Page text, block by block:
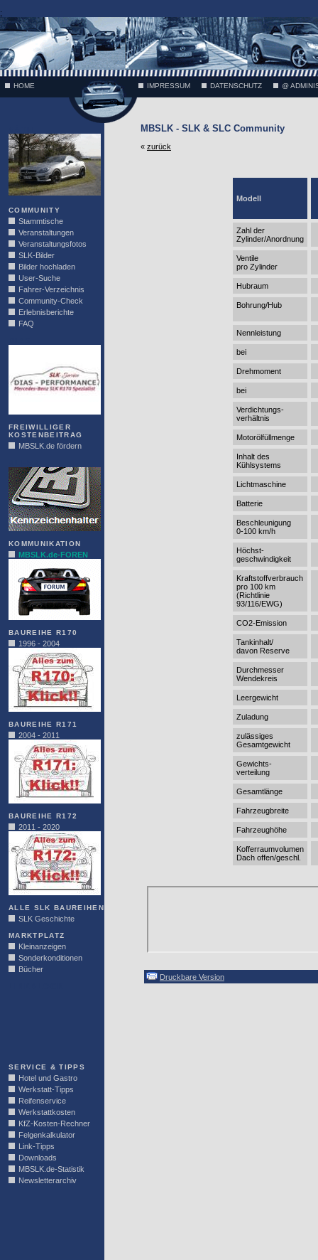
;
HOME IMPRESSUM DATENSCHUTZ @
COMMUNITY
Stammtische
Veranstaltungen
Veranstaltungsfotos
SLK-Bilder
Bilder hochladen
User-Suche
Fahrer-Verzeichnis
Community-Check
Erlebnisberichte
FAQ
FREIWILLIGER
KOSTENBEITRAG
MBSLK.de fördern
KOMMUNIKATION
MBSLK.de-FOREN
BAUREIHE R170
1996 - 2004
BAUREIHE R171
2004 - 2011
BAUREIHE R172
2011 - 2020
ALLE SLK BAUREIHEN
SLK Geschichte
MARKTPLATZ
Kleinanzeigen
Sonderkonditionen
Bücher
SERVICE & TIPPS
Hotel und Gastro
Werkstatt-Tipps
Reifenservice
Werkstattkosten
KfZ-Kosten-Rechner
Felgenkalkulator
Link-Tipps
Downloads
MBSLK.de-Statistik
Newsletterarchiv
MBSLK - SLK & SLC Community
« zurück
Modell
Zahl der
Zylinder/Anordnung
Ventile
pro Zylinder
Hubraum
Bohrung/Hub
Nennleistung
bei
Drehmoment
bei
Verdichtungs-
verhältnis
Motorölfüllmenge
Inhalt des
Kühlsystems
Lichtmaschine
Batterie
Beschleunigung
0-100 km/h
Höchst-
geschwindigkeit
Kraftstoffverbrauch
pro 100 km
(Richtlinie
93/116/EWG)
CO2-Emission
Tankinhalt/
davon Reserve
Durchmesser
Wendekreis
Leergewicht
Zuladung
zulässiges
Gesamtgewicht
Gewichts-
verteilung
Gesamtlänge
Fahrzeugbreite
Fahrzeughöhe
Kofferraumvolumen
Dach offen/geschl.
Druckbare Version